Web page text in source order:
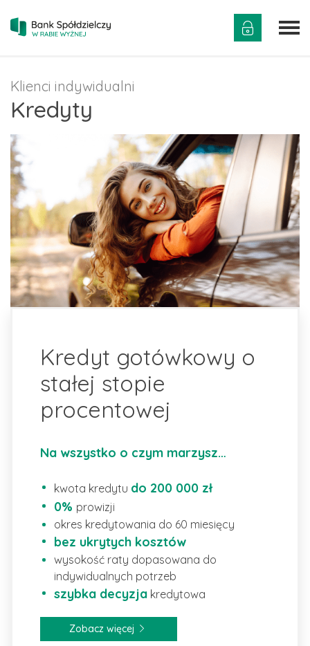
Klienci indywidualni
Kredyty
Kredyt gotówkowy o
stałej stopie
procentowej
Na wszystko o czym marzysz…
kwota kredytu do 200 000 zł
0% prowizji
okres kredytowania do 60 miesięcy
bez ukrytych kosztów
wysokość raty dopasowana do
indywidualnych potrzeb
szybka decyzja kredytowa
Zobacz więcej